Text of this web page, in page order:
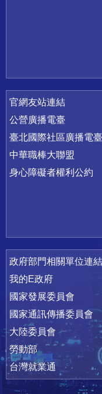
官網友站連結
公營廣播電臺
臺北國際社區廣播電臺
中華職棒大聯盟
身心障礙者權利公約
政府部門相關單位連結
我的E政府
國家發展委員會
國家通訊傳播委員會
大陸委員會
勞動部
台灣就業通